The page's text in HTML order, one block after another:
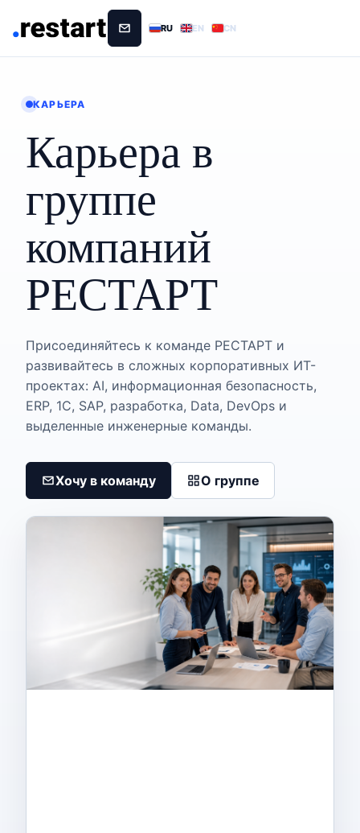
RU EN CN
КАРЬЕРА
Карьера в
группе
компаний
РЕСТАРТ
Присоединяйтесь к команде РЕСТАРТ и
развивайтесь в сложных корпоративных ИТ-
проектах: AI, информационная безопасность,
ERP, 1С, SAP, разработка, Data, DevOps и
выделенные инженерные команды.
Хочу в команду О группе